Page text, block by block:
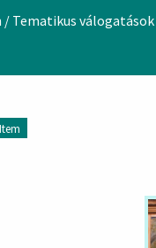
Tematikus válogatások
Item